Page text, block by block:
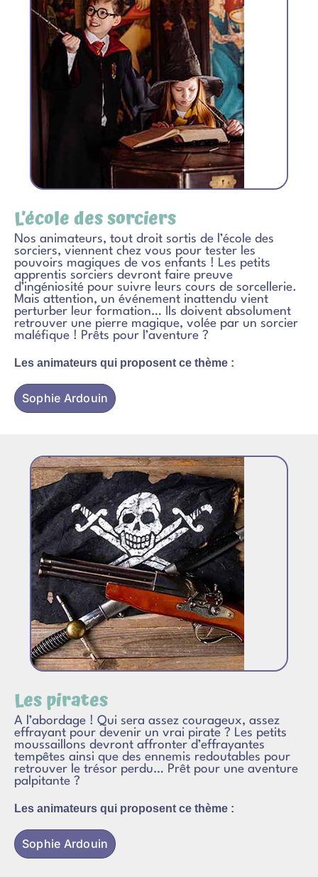
L’école des sorciers
Nos animateurs, tout droit sortis de l’école des
sorciers, viennent chez vous pour tester les
pouvoirs magiques de vos enfants ! Les petits
apprentis sorciers devront faire preuve
d’ingéniosité pour suivre leurs cours de sorcellerie.
Mais attention, un événement inattendu vient
perturber leur formation… Ils doivent absolument
retrouver une pierre magique, volée par un sorcier
maléfique ! Prêts pour l’aventure ?
Les animateurs qui proposent ce thème :
Sophie Ardouin
Les pirates
A l’abordage ! Qui sera assez courageux, assez
effrayant pour devenir un vrai pirate ? Les petits
moussaillons devront affronter d’effrayantes
tempêtes ainsi que des ennemis redoutables pour
retrouver le trésor perdu… Prêt pour une aventure
palpitante ?
Les animateurs qui proposent ce thème :
Sophie Ardouin